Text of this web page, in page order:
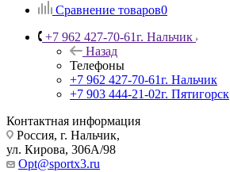
Сравнение товаров0
+7 962 427-70-61г. Нальчик
Назад
Телефоны
+7 962 427-70-61г. Нальчик
+7 903 444-21-02г. Пятигорск
Контактная информация
Россия, г. Нальчик,
ул. Кирова, 306А/98
Opt@sportx3.ru